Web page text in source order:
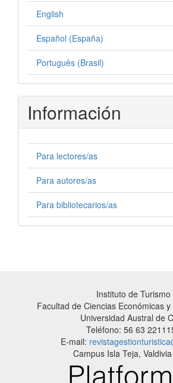
English
Español (España)
Português (Brasil)
Información
Para lectores/as
Para autores/as
Para bibliotecarios/as
Instituto de Turismo
Facultad de Ciencias Económicas
Universidad Austral de
Teléfono: 56 63
E-mail:
Campus Isla Teja,